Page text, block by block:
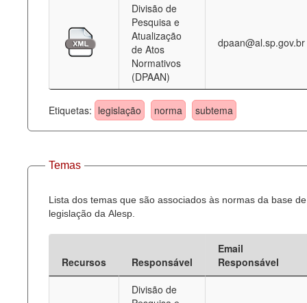
Divisão de
Pesquisa e
Atualização
de Atos
Normativos
(DPAAN)
dpaan@al.sp.gov.br
Etiquetas: legislação norma subtema
Temas
Lista dos temas que são associados às normas da base de
legislação da Alesp.
Recursos Responsável
Email
Responsável
Divisão de